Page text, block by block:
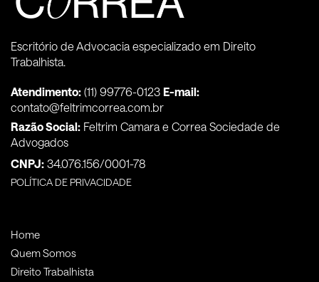
Escritório de Advocacia especializado em Direito
Trabalhista.
Atendimento: (11) 99776-0123 E-mail:
contato@feltrimcorrea.com.br
Razão Social: Feltrim Camara e Correa Sociedade de
Advogados
CNPJ: 34.076.156/0001-78
POLÍTICA DE PRIVACIDADE
Home
Quem Somos
Direito Trabalhista